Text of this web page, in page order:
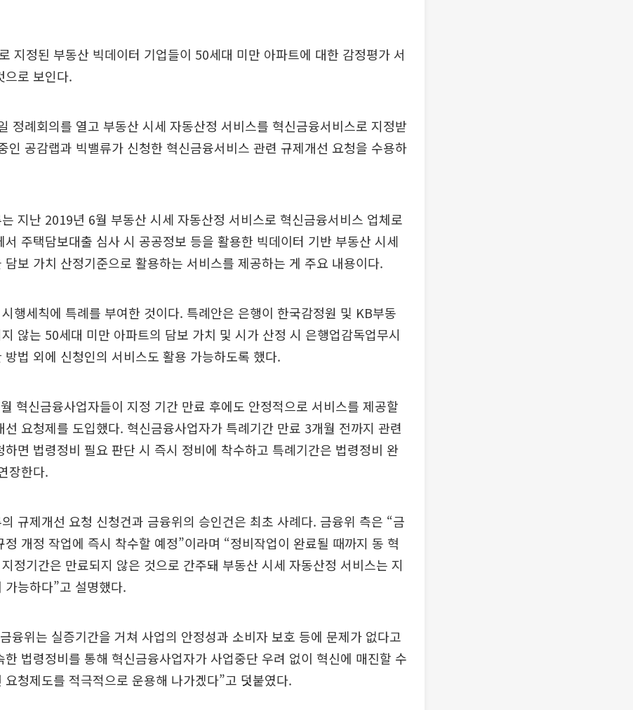
지정된 부동산 빅데이터 기업들이 50세대 미만 아파트에 대한 감정평가 서
으로 보인다.
정례회의를 열고 부동산 시세 자동산정 서비스를 혁신금융서비스로 지정받
인 공감랩과 빅밸류가 신청한 혁신금융서비스 관련 규제개선 요청을 수용하
지난 2019년 6월 부동산 시세 자동산정 서비스로 혁신금융서비스 업체로
서 주택담보대출 심사 시 공공정보 등을 활용한 빅데이터 기반 부동산 시세
담보 가치 산정기준으로 활용하는 서비스를 제공하는 게 주요 내용이다.
행세칙에 특례를 부여한 것이다. 특례안은 은행이 한국감정원 및 KB부동
않는 50세대 미만 아파트의 담보 가치 및 시가 산정 시 은행업감독업무시
방법 외에 신청인의 서비스도 활용 가능하도록 했다.
혁신금융사업자들이 지정 기간 만료 후에도 안정적으로 서비스를 제공할
선 요청제를 도입했다. 혁신금융사업자가 특례기간 만료 3개월 전까지 관련
하면 법령정비 필요 판단 시 즉시 정비에 착수하고 특례기간은 법령정비 완
장한다.
규제개선 요청 신청건과 금융위의 승인건은 최초 사례다. 금융위 측은 “금
정 개정 작업에 즉시 착수할 예정”이라며 “정비작업이 완료될 때까지 동 혁
정기간은 만료되지 않은 것으로 간주돼 부동산 시세 자동산정 서비스는 지
가능하다”고 설명했다.
융위는 실증기간을 거쳐 사업의 안정성과 소비자 보호 등에 문제가 없다고
한 법령정비를 통해 혁신금융사업자가 사업중단 우려 없이 혁신에 매진할 수
요청제도를 적극적으로 운용해 나가겠다”고 덧붙였다.